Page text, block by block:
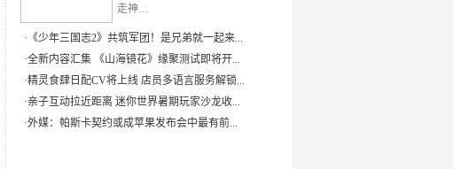
走神…
· 《少年三国志2》共筑军团！是兄弟就一起来...
·全新内容汇集 《山海镜花》缘聚测试即将开...
·精灵食肆日配CV将上线 店员多语言服务解锁...
·亲子互动拉近距离 迷你世界暑期玩家沙龙收...
·外媒：帕斯卡契约或成苹果发布会中最有前...